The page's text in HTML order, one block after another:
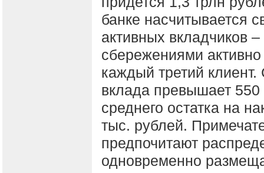
банке насчитывается
активных вкладчиков –
сбережениями активно
каждый третий
вклада превышает
среднего остатка на
тыс. рублей.
предпочитают
одновременно